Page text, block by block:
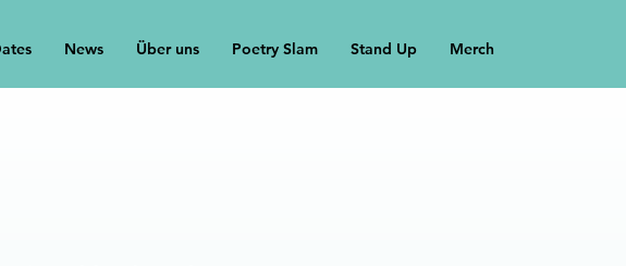
News Über uns Poetry Slam Stand Up Merch